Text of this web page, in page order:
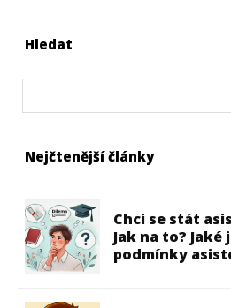
Hledat
Nejčtenější články
Chci se stát
Jak na to?
podmínky